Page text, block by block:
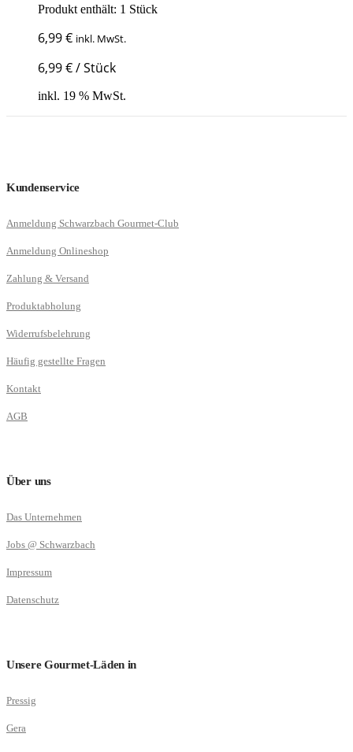
Produkt enthält: 1 Stück
6,99€ inkl. MwSt.
6,99€/Stück
inkl. 19 % MwSt.
Kundenservice
Anmeldung Schwarzbach Gourmet-Club
Anmeldung Onlineshop
Zahlung & Versand
Produktabholung
Widerrufsbelehrung
Häufig gestellte Fragen
Kontakt
AGB
Über uns
Das Unternehmen
Jobs @ Schwarzbach
Impressum
Datenschutz
Unsere Gourmet-Läden in
Pressig
Gera